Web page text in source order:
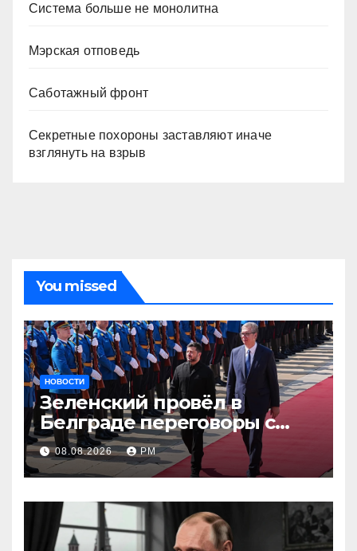
Система больше не монолитна
Мэрская отповедь
Саботажный фронт
Секретные похороны заставляют иначе
взглянуть на взрыв
You missed
НОВОСТИ
Зеленский провёл в
Белграде переговоры с
Вучичем
08.08.2026 РМ